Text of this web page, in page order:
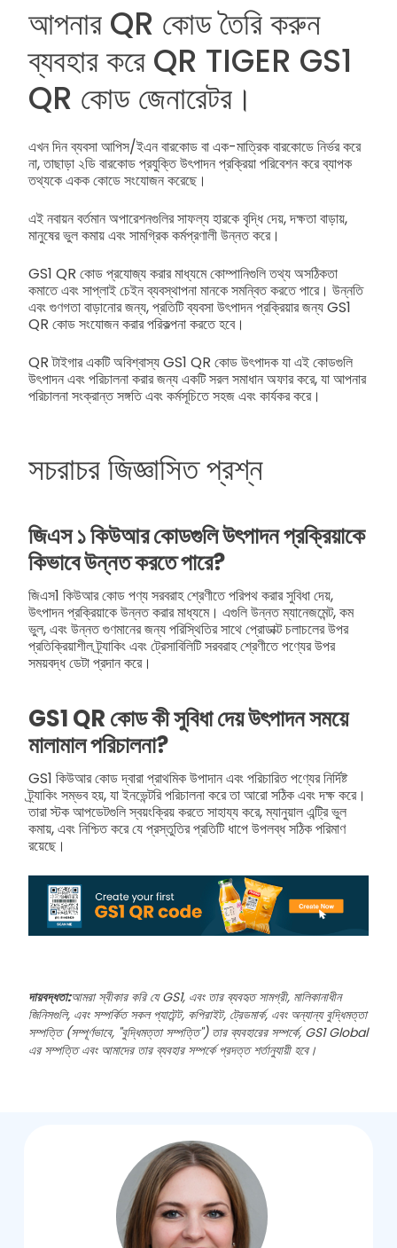
আপনার QR কোড তৈরি করুন
ব্যবহার করে QR TIGER GS1
QR কোড জেনারেটর।
এখন দিন ব্যবসা আপিস/ইএন বারকোড বা এক-মাত্রিক বারকোডে নির্ভর করে
না, তাছাড়া ২ডি বারকোড প্রযুক্তি উৎপাদন প্রক্রিয়া পরিবেশন করে ব্যাপক
তথ্যকে একক কোডে সংযোজন করেছে।
এই নবায়ন বর্তমান অপারেশনগুলির সাফল্য হারকে বৃদ্ধি দেয়, দক্ষতা বাড়ায়,
মানুষের ভুল কমায় এবং সামগ্রিক কর্মপ্রণালী উন্নত করে।
GS1 QR কোড প্রযোজ্য করার মাধ্যমে কোম্পানিগুলি তথ্য অসঠিকতা
কমাতে এবং সাপ্লাই চেইন ব্যবস্থাপনা মানকে সমন্বিত করতে পারে। উন্নতি
এবং গুণগতা বাড়ানোর জন্য, প্রতিটি ব্যবসা উৎপাদন প্রক্রিয়ার জন্য GS1
QR কোড সংযোজন করার পরিকল্পনা করতে হবে।
QR টাইগার একটি অবিশ্বাস্য GS1 QR কোড উৎপাদক যা এই কোডগুলি
উৎপাদন এবং পরিচালনা করার জন্য একটি সরল সমাধান অফার করে, যা আপনার
পরিচালনা সংক্রান্ত সঙ্গতি এবং কর্মসূচিতে সহজ এবং কার্যকর করে।
সচরাচর জিজ্ঞাসিত প্রশ্ন
জিএস ১ কিউআর কোডগুলি উৎপাদন প্রক্রিয়াকে
কিভাবে উন্নত করতে পারে?
জিএস1 কিউআর কোড পণ্য সরবরাহ শ্রেণীতে পরিপথ করার সুবিধা দেয়,
উৎপাদন প্রক্রিয়াকে উন্নত করার মাধ্যমে। এগুলি উন্নত ম্যানেজমেন্ট, কম
ভুল, এবং উন্নত গুণমানের জন্য পরিস্থিতির সাথে প্রোডাক্ট চলাচলের উপর
প্রতিক্রিয়াশীল ট্র্যাকিং এবং ট্রেসাবিলিটি সরবরাহ শ্রেণীতে পণ্যের উপর
সময়বদ্ধ ডেটা প্রদান করে।
GS1 QR কোড কী সুবিধা দেয় উৎপাদন সময়ে
মালামাল পরিচালনা?
GS1 কিউআর কোড দ্বারা প্রাথমিক উপাদান এবং পরিচারিত পণ্যের নির্দিষ্ট
ট্র্যাকিং সম্ভব হয়, যা ইনভেন্টরি পরিচালনা করে তা আরো সঠিক এবং দক্ষ করে।
তারা স্টক আপডেটগুলি স্বয়ংক্রিয় করতে সাহায্য করে, ম্যানুয়াল এন্ট্রি ভুল
কমায়, এবং নিশ্চিত করে যে প্রস্তুতির প্রতিটি ধাপে উপলব্ধ সঠিক পরিমাণ
রয়েছে।
দায়বদ্ধতা:আমরা স্বীকার করি যে GS1, এবং তার ব্যবহৃত সামগ্রী, মালিকানাধীন
জিনিসগুলি, এবং সম্পর্কিত সকল প্যাটেন্ট, কপিরাইট, ট্রেডমার্ক, এবং অন্যান্য বুদ্ধিমত্তা
সম্পত্তি (সম্পূর্ণভাবে, "বুদ্ধিমত্তা সম্পত্তি") তার ব্যবহারের সম্পর্কে, GS1 Global
এর সম্পত্তি এবং আমাদের তার ব্যবহার সম্পর্কে প্রদত্ত শর্তানুযায়ী হবে।